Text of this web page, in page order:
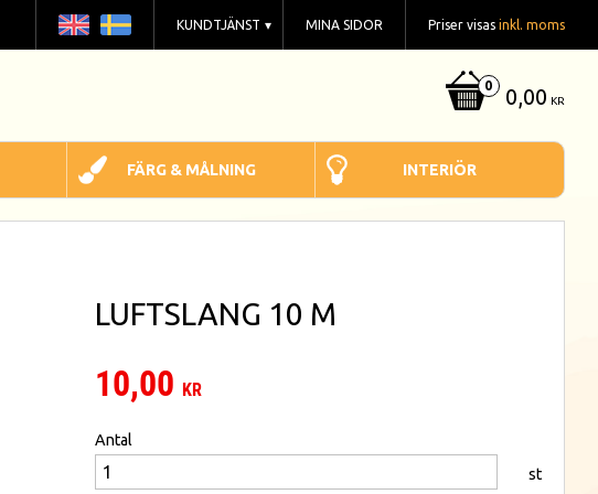
0,00 KR
Priser visas inkl. moms
MINA SIDOR
KUNDTJÄNST
FÄRG & MÅLNING INTERIÖR
LUFTSLANG 10 M
10,00 KR
Antal
st